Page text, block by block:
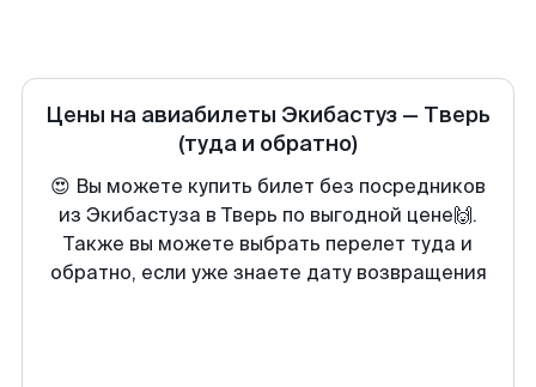
Цены на авиабилеты Экибастуз — Тверь
(туда и обратно)
😍 Вы можете купить билет без посредников
из Экибастуза в Тверь по выгодной цене🙌.
Также вы можете выбрать перелет туда и
обратно, если уже знаете дату возвращения